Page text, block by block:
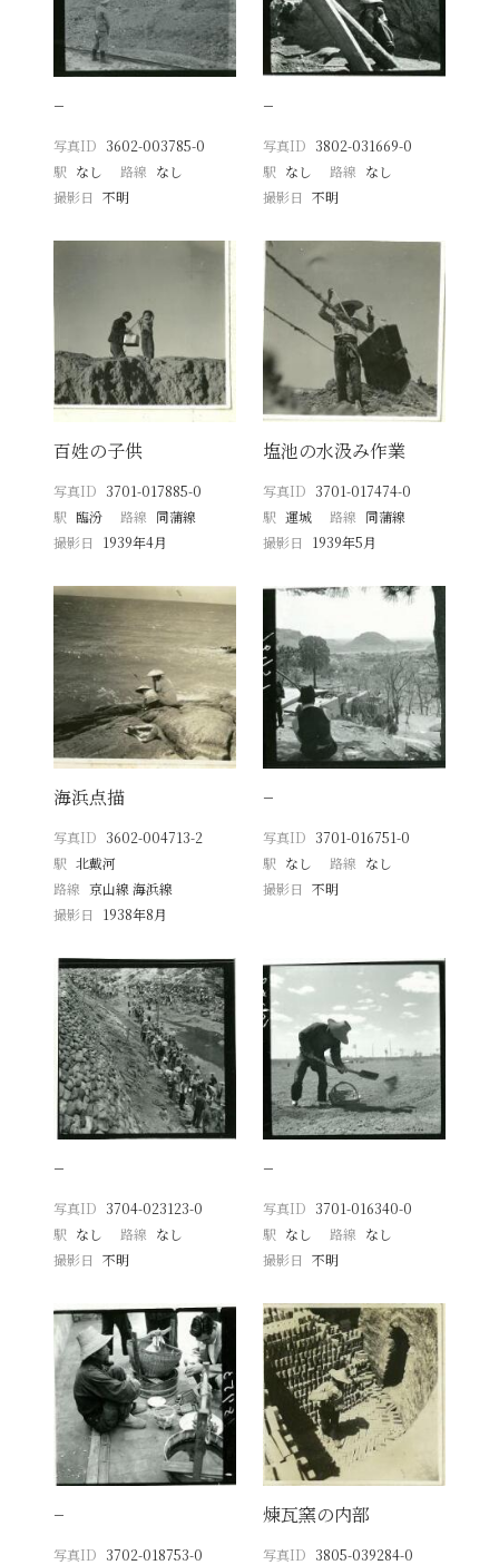
−
写真ID 3602-003785-0
駅 なし 路線 なし
撮影日
不明
−
写真ID 3802-031669-0
駅 なし 路線 なし
撮影日 不明
百姓の子供
写真ID 3701-017885-0
駅 臨汾 路線 同蒲線
撮影日
1939年4月
塩池の水汲み作業
写真ID 3701-017474-0
駅 運城 路線 同蒲線
撮影日
1939年5月
海浜点描
写真ID 3602-004713-2
駅 北戴河
路線 京山線 海浜線
撮影日
1938年8月
−
写真ID 3701-016751-0
駅 なし 路線 なし
撮影日 不明
−
写真ID 3704-023123-0
駅 なし 路線 なし
撮影日
不明
−
写真ID 3701-016340-0
駅 なし 路線 なし
撮影日 不明
−
写真ID 3702-018753-0
煉瓦窯の内部
写真ID 3805-039284-0